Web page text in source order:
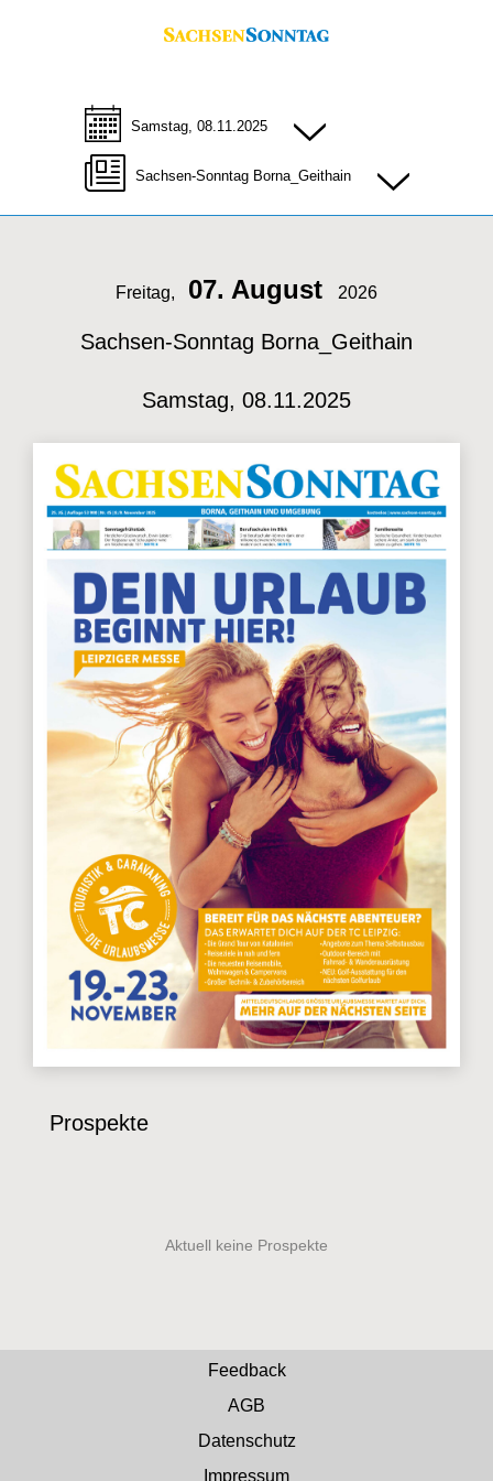
Samstag, 08.11.2025
Sachsen-Sonntag Borna_Geithain
Freitag, 07. August 2026
Sachsen-Sonntag Borna_Geithain
Samstag, 08.11.2025
Prospekte
Feedback
AGB
Datenschutz
Impressum